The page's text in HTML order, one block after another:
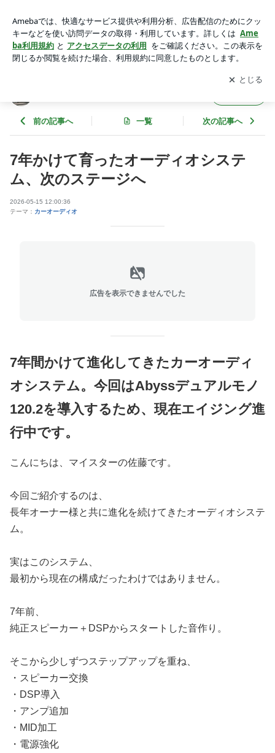
アプリをダウンロードして ブログの更新通知
を受け取りまし
ょう。
開く
前の記事へ 一覧 次の記事へ
7年かけて育ったオーディオシステ
ム、次のステージへ
2026-05-15 12:00:36
テーマ： カーオーディオ
広告を表示できませんでした
7年間かけて進化してきたカーオーディ
オシステム。今回はAbyssデュアルモノ
120.2を導入するため、現在エイジング進
行中です。
こんにちは、マイスターの佐藤です。
今回ご紹介するのは、
長年オーナー様と共に進化を続けてきたオーディオシステ
ム。
実はこのシステム、
最初から現在の構成だったわけではありません。
7年前、
純正スピーカー＋DSPからスタートした音作り。
そこから少しずつステップアップを重ね、
・スピーカー交換
・DSP導入
・アンプ追加
・MID加工
・電源強化